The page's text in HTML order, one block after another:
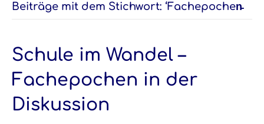
Beiträge mit dem Stichwort: ‘Fachepochen̵
Schule im Wandel –
Fachepochen in der
Diskussion